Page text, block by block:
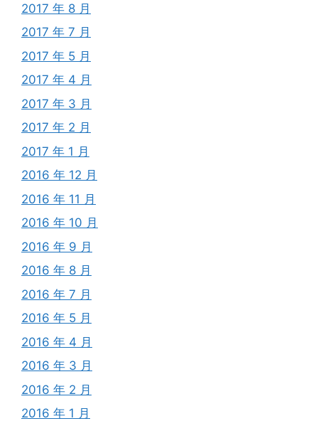
2017 年 8 月
2017 年 7 月
2017 年 5 月
2017 年 4 月
2017 年 3 月
2017 年 2 月
2017 年 1 月
2016 年 12 月
2016 年 11 月
2016 年 10 月
2016 年 9 月
2016 年 8 月
2016 年 7 月
2016 年 5 月
2016 年 4 月
2016 年 3 月
2016 年 2 月
2016 年 1 月